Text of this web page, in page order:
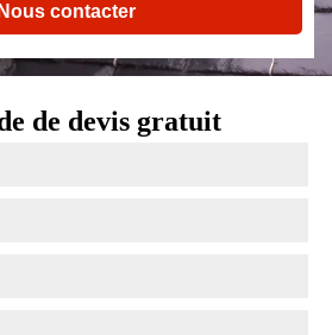
Nous contacter
de devis gratuit